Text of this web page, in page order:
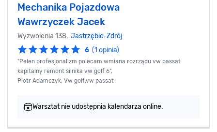
Mechanika Pojazdowa
Wawrzyczek Jacek
Wyzwolenia 138, Jastrzębie-Zdrój
6 (1 opinia)
"Pełen profesjonalizm polecam.wmiana rozrządu vw passat
kapitalny remont silnika vw golf 6",
Piotr Adamczyk, Vw golf,vw passat
Warsztat nie udostępnia kalendarza online.